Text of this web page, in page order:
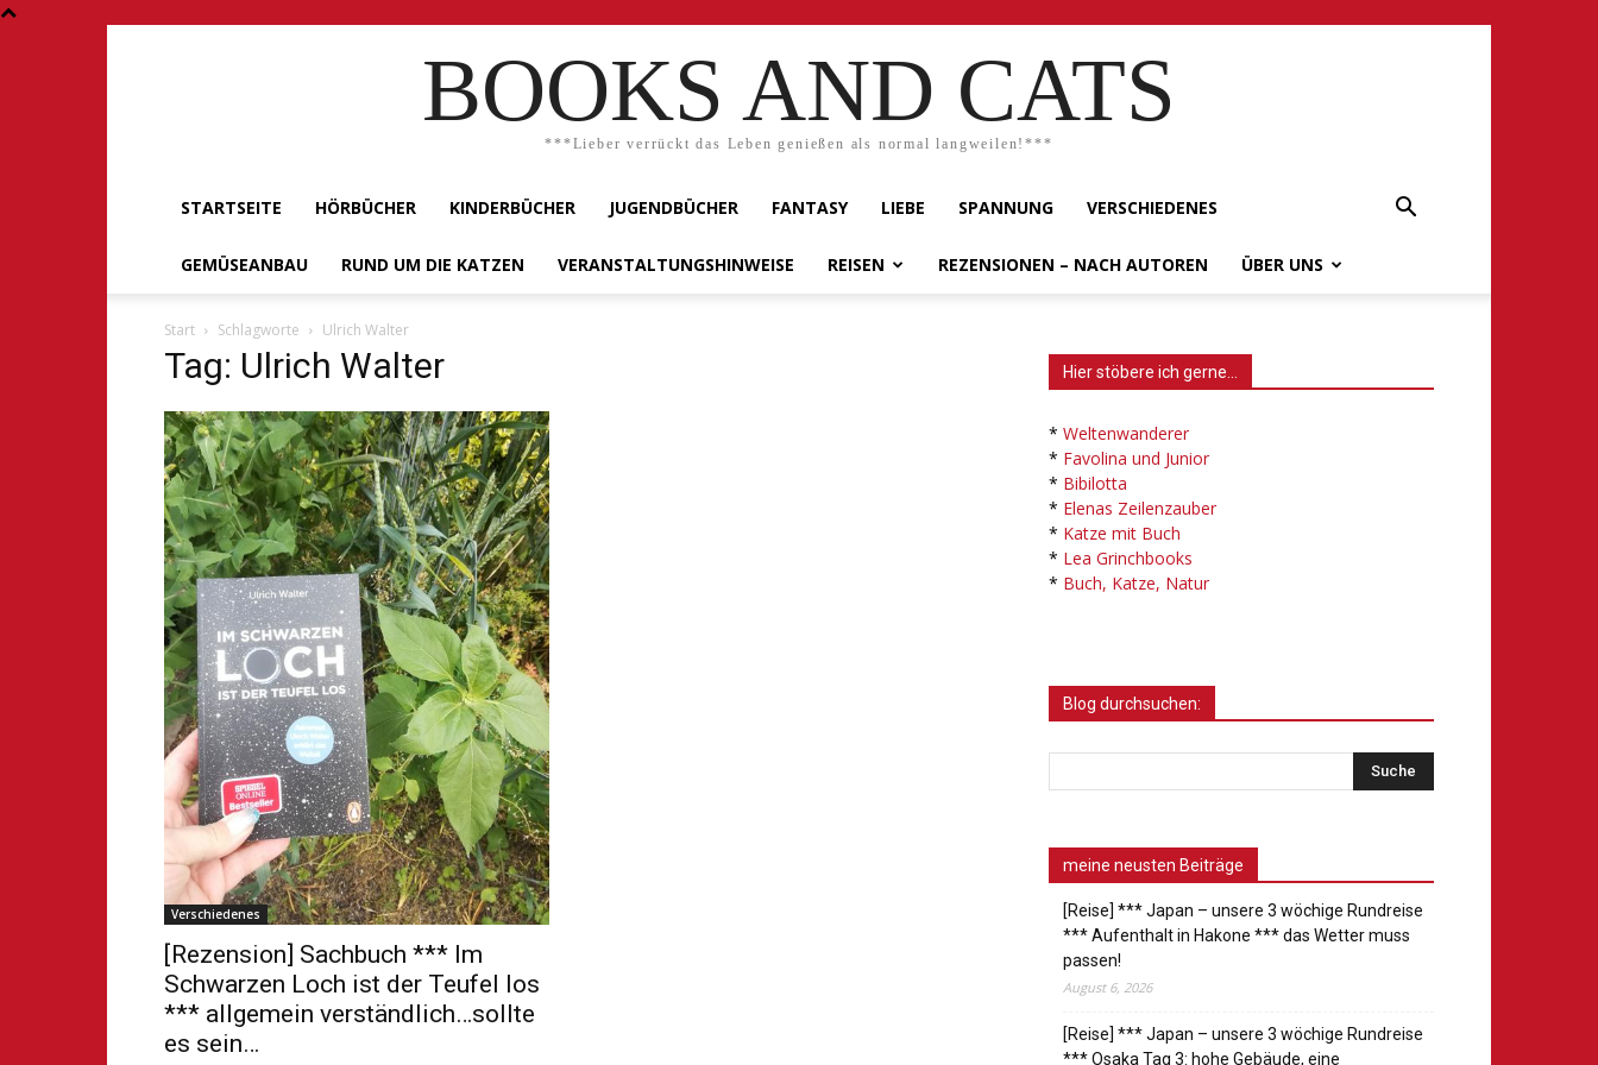
BOOKS AND CATS
***Lieber verrückt das Leben genießen als normal langweilen!***
STARTSEITE HÖRBÜCHER KINDERBÜCHER JUGENDBÜCHER FANTASY LIEBE SPANNUNG VERSCHIEDENES
GEMÜSEANBAU RUND UM DIE KATZEN VERANSTALTUNGSHINWEISE REISEN REZENSIONEN – NACH AUTOREN ÜBER UNS
Start Schlagworte Ulrich Walter
Tag: Ulrich Walter
Verschiedenes
[Rezension] Sachbuch *** Im
Schwarzen Loch ist der Teufel los
*** allgemein verständlich…sollte
es sein…
Hier stöbere ich gerne…
* Weltenwanderer
* Favolina und Junior
* Bibilotta
* Elenas Zeilenzauber
* Katze mit Buch
* Lea Grinchbooks
* Buch, Katze, Natur
Blog durchsuchen:
meine neusten Beiträge
[Reise] *** Japan – unsere 3 wöchige Rundreise
*** Aufenthalt in Hakone *** das Wetter muss
passen!
August 6, 2026
[Reise] *** Japan – unsere 3 wöchige Rundreise
*** Osaka Tag 3: hohe Gebäude, eine